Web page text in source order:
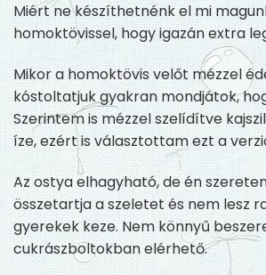
Miért ne készíthetnénk el mi
homoktövissel, hogy igazán extra
Mikor a homoktövis velőt mézzel
kóstoltatjuk gyakran mondjátok,
Szerintem is mézzel szelídítve
íze, ezért is választottam ezt a
Az ostya elhagyható, de én
összetartja a szeletet és nem lesz
gyerekek keze. Nem könnyű
cukrászboltokban elérhető.